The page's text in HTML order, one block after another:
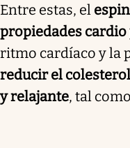
Entre estas, el
propiedades
ritmo cardíaco y la
reducir el colesterol
y relajante, tal como